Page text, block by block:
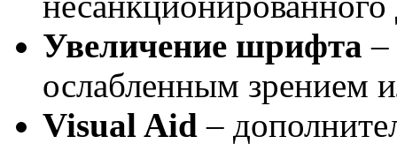
Увеличение шрифта –
ослабленным зрением
Visual Aid –